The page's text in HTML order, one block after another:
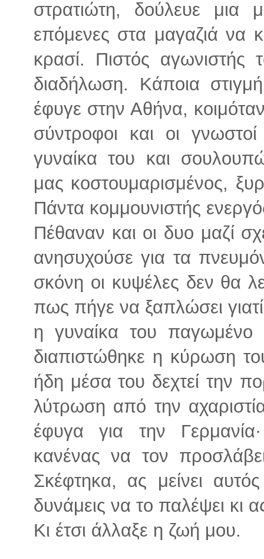
στρατιώτη, δούλευε μια
επόμενες στα μαγαζιά να
κρασί. Πιστός αγωνιστής
διαδήλωση. Κάποια
έφυγε στην Αθήνα,
σύντροφοι και οι
γυναίκα του και
μας κοστουμαρισμένος,
Πάντα κομμουνιστής
Πέθαναν και οι δυο μαζί
ανησυχούσε για τα
σκόνη οι κυψέλες δεν θα
πως πήγε να ξαπλώσει
η γυναίκα του
διαπιστώθηκε η κύρωση
ήδη μέσα του δεχτεί την
λύτρωση από την
έφυγα για την
κανένας να τον
Σκέφτηκα, ας μείνει
δυνάμεις να το παλέψει κι
Κι έτσι άλλαξε η ζωή μου.